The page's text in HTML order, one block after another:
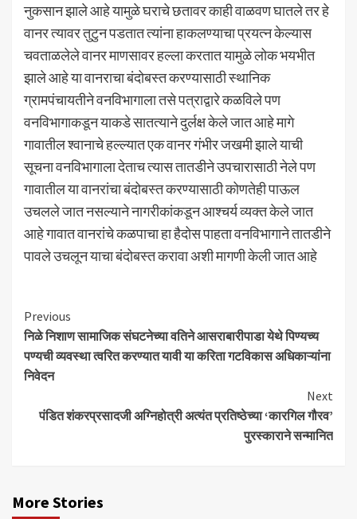
नुकसान झाले आहे यामुळे घराचे छतावर काही वाळवण घातले तर हे
वानर त्यावर तुटुन पडतात त्यांना हाकलण्याचा प्रयत्न केल्यास
चवताळलेले वानर माणसावर हल्ला करतात यामुळे लोक भयभीत
झाले आहे या वानराचा बंदोबस्त करण्यासाठी स्थानिक
ग्रामपंचायतीने वनविभागाला तसे पत्राद्वारे कळविले पण
वनविभागाकडून याकडे सातत्याने दुर्लक्ष केले जात आहे मागे
गावातील श्वानाचे हल्ल्यात एक वानर गंभीर जखमी झाले याची
सूचना वनविभागाला देताच त्यास तातडीने उपचारासाठी नेले पण
गावातील या वानरांचा बंदोबस्त करण्यासाठी कोणतेही पाऊल
उचलले जात नसल्याने नागरीकांकडून आश्चर्य व्यक्त केले जात
आहे गावात वानरांचे कळपाचा हा हैदोस पाहता वनविभागाने तातडीने
पावले उचलून याचा बंदोबस्त करावा अशी मागणी केली जात आहे
Continue
Reading
Previous
निळे निशाण सामाजिक संघटनेच्या वतिने आसराबारीपाडा येथे पिण्यच्य
पण्यची व्यवस्था त्वरित करण्यात यावी या करिता गटविकास अधिकाऱ्यांना
निवेदन
Next
पंडित शंकरप्रसादजी अग्निहोत्री अत्यंत प्रतिष्ठेच्या ‘कारगिल गौरव’
पुरस्काराने सन्मानित
More Stories